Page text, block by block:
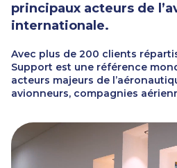
Carrières
Actualités
principaux acteurs de
internationale.
Avec plus de 200 clients
Support est une référence
acteurs majeurs de
avionneurs, compagnies